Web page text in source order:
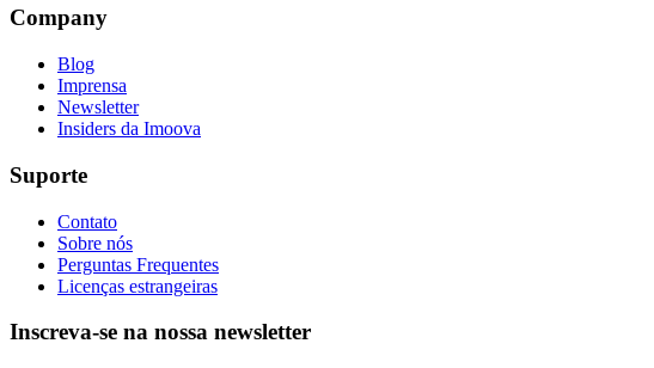
Company
Blog
Imprensa
Newsletter
Insiders da Imoova
Suporte
Contato
Sobre nós
Perguntas Frequentes
Licenças estrangeiras
Inscreva-se na nossa newsletter